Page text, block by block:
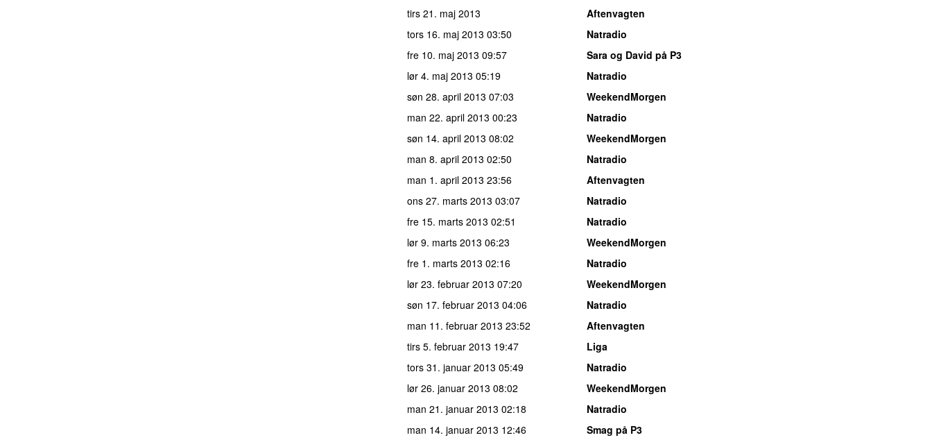
tirs 21. maj 2013
Aftenvagten
tors 16. maj 2013 03:50
Natradio
fre 10. maj 2013 09:57
Sara og David på P3
lør 4. maj 2013 05:19
Natradio
søn 28. april 2013 07:03
WeekendMorgen
man 22. april 2013 00:23
Natradio
søn 14. april 2013 08:02
WeekendMorgen
man 8. april 2013 02:50
Natradio
man 1. april 2013 23:56
Aftenvagten
ons 27. marts 2013 03:07
Natradio
fre 15. marts 2013 02:51
Natradio
lør 9. marts 2013 06:23
WeekendMorgen
fre 1. marts 2013 02:16
Natradio
lør 23. februar 2013 07:20
WeekendMorgen
søn 17. februar 2013 04:06
Natradio
man 11. februar 2013 23:52
Aftenvagten
tirs 5. februar 2013 19:47
Liga
tors 31. januar 2013 05:49
Natradio
lør 26. januar 2013 08:02
WeekendMorgen
man 21. januar 2013 02:18
Natradio
man 14. januar 2013 12:46
Smag på P3